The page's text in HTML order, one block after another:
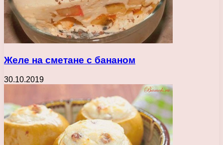
Желе на сметане с бананом
30.10.2019